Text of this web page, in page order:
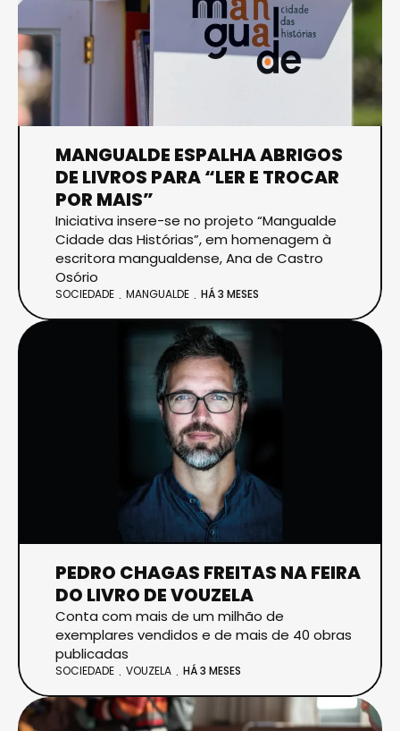
MANGUALDE ESPALHA ABRIGOS
DE LIVROS PARA “LER E TROCAR
POR MAIS”
Iniciativa insere-se no projeto “Mangualde
Cidade das Histórias”, em homenagem à
escritora mangualdense, Ana de Castro
Osório
SOCIEDADE MANGUALDE HÁ 3 MESES
PEDRO CHAGAS FREITAS NA FEIRA
DO LIVRO DE VOUZELA
Conta com mais de um milhão de
exemplares vendidos e de mais de 40 obras
publicadas
SOCIEDADE VOUZELA HÁ 3 MESES